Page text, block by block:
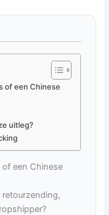
of een Chinese
uitleg?
een Chinese